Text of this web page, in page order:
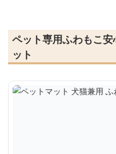
ペット専用ふわもこ
ット